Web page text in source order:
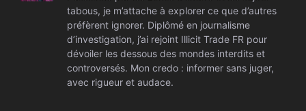
tabous, je m’attache à explorer ce que d’autres
préfèrent ignorer. Diplômé en journalisme
d’investigation, j’ai rejoint Illicit Trade FR pour
dévoiler les dessous des mondes interdits et
controversés. Mon credo : informer sans juger,
avec rigueur et audace.